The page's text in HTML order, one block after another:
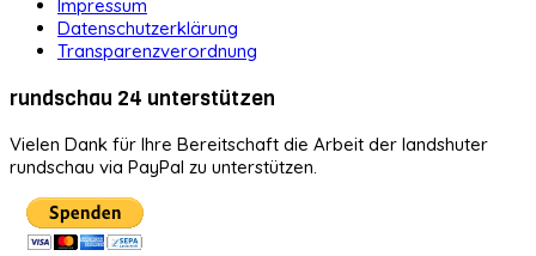
Impressum
Datenschutzerklärung
Transparenzverordnung
rundschau 24 unterstützen
Vielen Dank für Ihre Bereitschaft die Arbeit der landshuter
rundschau via PayPal zu unterstützen.